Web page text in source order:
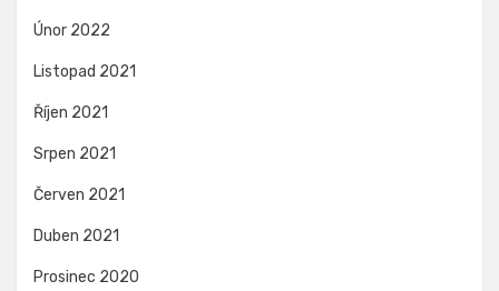
Únor 2022
Listopad 2021
Říjen 2021
Srpen 2021
Červen 2021
Duben 2021
Prosinec 2020